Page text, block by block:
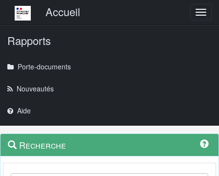
Menu principalAccueil
Rapports
Porte-documents
Nouveautés
Aide
Navigation
outils
Menu
contextuel
Recherche